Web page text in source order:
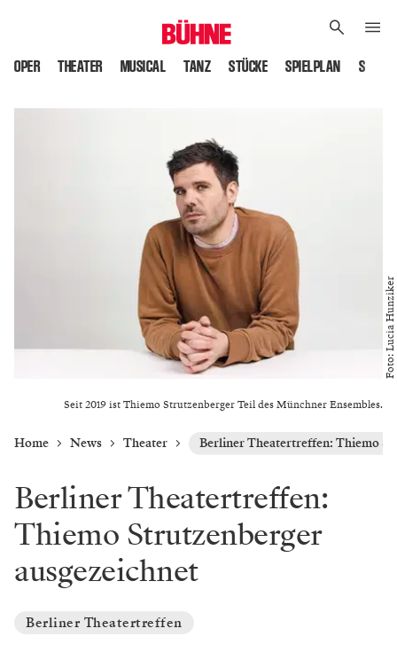
OPER THEATER MUSICAL TANZ STÜCKE SPIELPLAN
Seit 2019 ist Thiemo Strutzenberger Teil des Münchner Ensembles.
Foto: Lucia Hunziker
Home News Theater Berliner Theatertreffen: Thiemo
Berliner Theatertreffen:
Thiemo Strutzenberger
ausgezeichnet
Berliner Theatertreffen